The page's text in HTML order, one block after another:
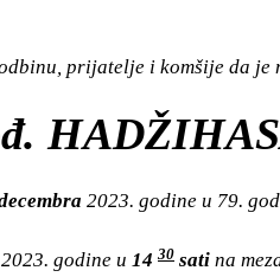
prijatelje i komšije da je
2023. godine u 79.
2023. godine u 14 30 sati na